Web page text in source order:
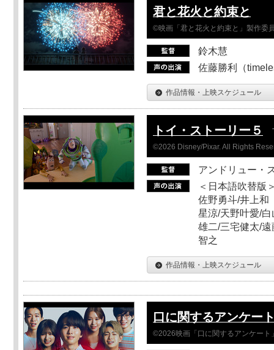
君と花火と約束と
©映画「君と花火と約束と」製作委
鈴木慧
佐藤勝利（
作品情報・上映スケジュール
トイ・ストーリー５
©2026 Disney/Pixar. All Rights
アンドリュー・
＜日本語吹替版
佐野勇斗/井上和
星涼/天野叶愛/
雄二/三宅健太/
智之
作品情報・上映スケジュール
口に関するアンケー
©2026映画「口に関するアンケート